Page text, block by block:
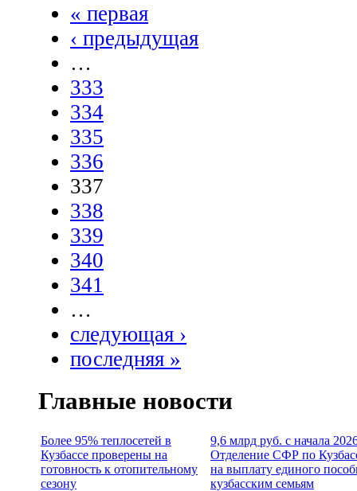
« первая
‹ предыдущая
…
333
334
335
336
337
338
339
340
341
…
следующая ›
последняя »
Главные новости
Более 95% теплосетей в
Кузбассе проверены на
готовность к отопительному
сезону
9,6 млрд руб. с начала
Отделение СФР по
на выплату единого
кузбасским семьям